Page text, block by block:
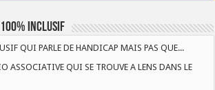
100% INCLUSIF
QUI PARLE DE HANDICAP MAIS PAS QUE...
ASSOCIATIVE QUI SE TROUVE A LENS DANS LE